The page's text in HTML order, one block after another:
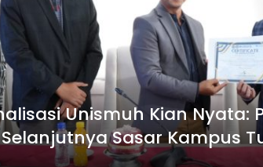
Unismuh Kian Nyata:
Sasar Kampus